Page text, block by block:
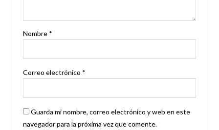
Nombre *
Correo electrónico *
Guarda mi nombre, correo electrónico y web en este
navegador para la próxima vez que comente.